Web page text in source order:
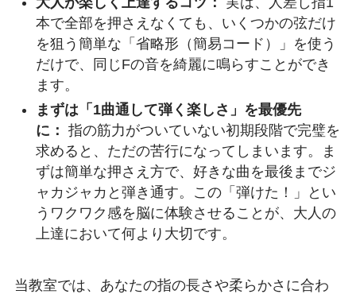
本で全部を押さえなくても、いくつかの弦だけ
を狙う簡単な「省略形（簡易コード）」を使う
だけで、同じFの音を綺麗に鳴らすことができ
ます。
まずは「1曲通して弾く楽しさ」を最優先
に： 指の筋力がついていない初期段階で完璧を
求めると、ただの苦行になってしまいます。ま
ずは簡単な押さえ方で、好きな曲を最後までジ
ャカジャカと弾き通す。この「弾けた！」とい
うワクワク感を脳に体験させることが、大人の
上達において何より大切です。
当教室では、あなたの指の長さや柔らかさに合わ